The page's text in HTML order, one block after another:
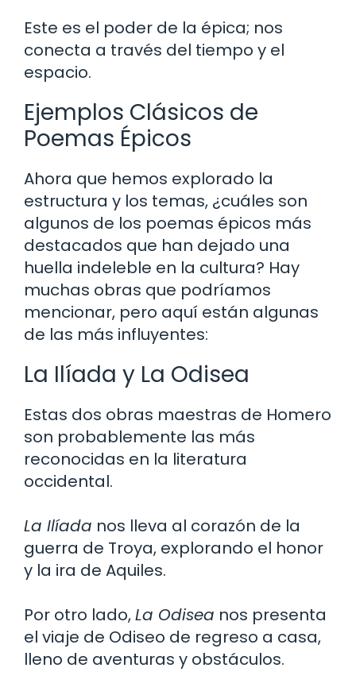
Este es el poder de la épica; nos
conecta a través del tiempo y el
espacio.
Ejemplos Clásicos de
Poemas Épicos
Ahora que hemos explorado la
estructura y los temas, ¿cuáles son
algunos de los poemas épicos más
destacados que han dejado una
huella indeleble en la cultura? Hay
muchas obras que podríamos
mencionar, pero aquí están algunas
de las más influyentes:
La Ilíada y La Odisea
Estas dos obras maestras de Homero
son probablemente las más
reconocidas en la literatura
occidental.
La Ilíada nos lleva al corazón de la
guerra de Troya, explorando el honor
y la ira de Aquiles.
Por otro lado,La Odisea nos presenta
el viaje de Odiseo de regreso a casa,
lleno de aventuras y obstáculos.